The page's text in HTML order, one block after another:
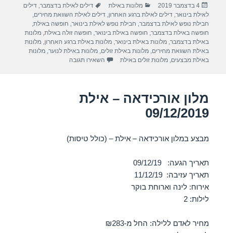
e
b
o
o
s
A
p
p
gr
a
m
e
פורסם
בתאריך
4 בדצמבר 2019 קטגוריות
מלונות באילת תגיות
דילים לאילת בדצמבר,דילים
לאילת בינואר,דילים לאילת ברגע האחרון,דילים לאילת השוואת מחירים,
חבילת נופש לאילת בדצמבר, חבילת נופש לאילת בינואר, חופשה באילת,
חופשה באילת בדצמבר, חופשה באילת בינואר, חופשה זולה באילת,מלונות
באילת בדצמבר,מלונות באילת בינואר,מלונות באילת ברגע האחרון,מלונות
באילת השוואת מחירים,מלונות באילת זולים,מלונות באילת לנוער,מלונות
באילת מבצעים,מלונות זולים באילת השאירו תגובה
מלון אורכידאה – אילת
09/12/2019
מבצע במלון אורכידאה – אילת – (כולל טיסות)
תאריך הגעה: 09/12/19
תאריך עזיבה: 11/12/19
אירוח: לינה וארוחת בוקר
לילות: 2
מחיר לאדם ללילה: החל מ-₪283